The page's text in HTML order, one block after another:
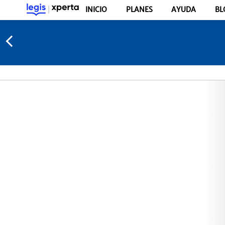
INICIO PLANES AYUDA